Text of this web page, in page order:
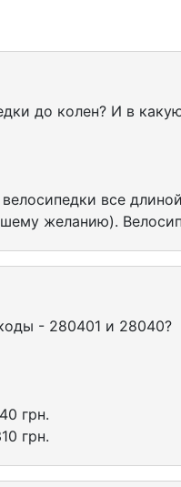
до колен? И в
все
желанию).
- 280401 и 28040?
грн.
грн.